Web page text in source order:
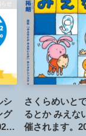
らせ
シ
グ
さくらめいと
るとか みえな
催されます。